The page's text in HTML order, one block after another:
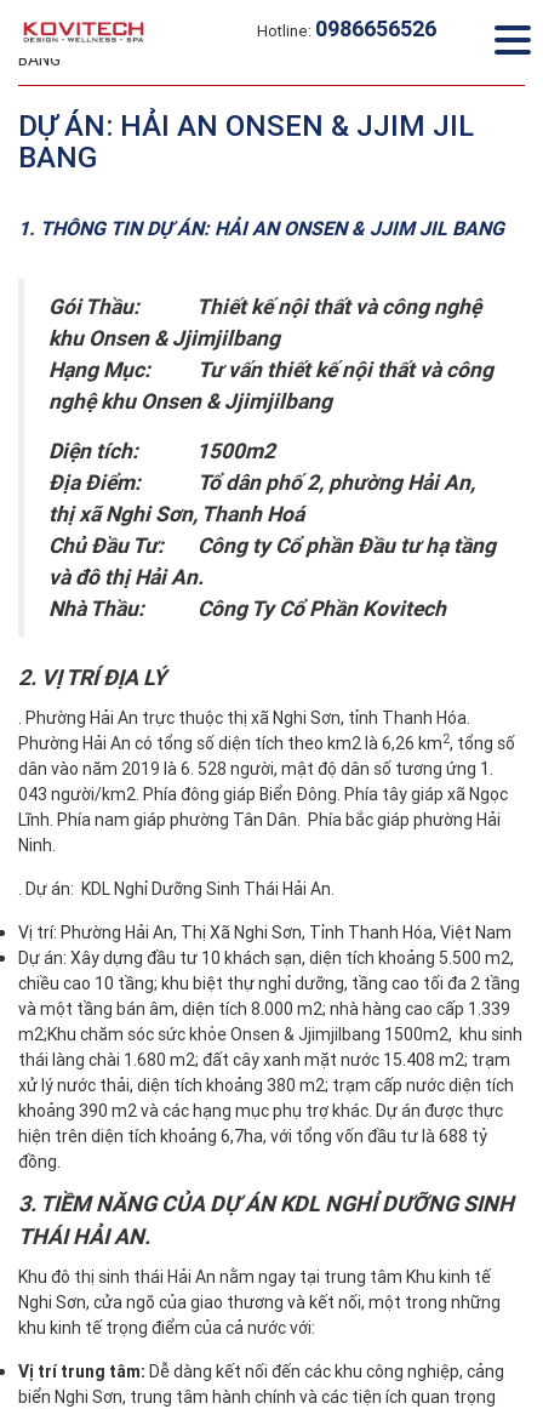
Hotline: 0986656526
Home Dự án đã thực hiện
DỰ ÁN: HẢI AN ONSEN & JJIM JIL
BANG
DỰ ÁN: HẢI AN ONSEN & JJIM JIL
BANG
1. THÔNG TIN DỰ ÁN: HẢI AN ONSEN & JJIM JIL BANG
Gói Thầu: Thiết kế nội thất và công nghệ
khu Onsen & Jjimjilbang
Hạng Mục: Tư vấn thiết kế nội thất và công
nghệ khu Onsen & Jjimjilbang
Diện tích: 1500m2
Địa Điểm: Tổ dân phố 2, phường Hải An,
thị xã Nghi Sơn, Thanh Hoá
Chủ Đầu Tư: Công ty Cổ phần Đầu tư hạ tầng
và đô thị Hải An.
Nhà Thầu: Công Ty Cổ Phần Kovitech
2. VỊ TRÍ ĐỊA LÝ
. Phường Hải An trực thuộc thị xã Nghi Sơn, tỉnh Thanh Hóa.
Phường Hải An có tổng số diện tích theo km2 là 6,26 km2, tổng số
dân vào năm 2019 là 6. 528 người, mật độ dân số tương ứng 1.
043 người/km2. Phía đông giáp Biển Đông. Phía tây giáp xã Ngọc
Lĩnh. Phía nam giáp phường Tân Dân. Phía bắc giáp phường Hải
Ninh.
. Dự án: KDL Nghỉ Dưỡng Sinh Thái Hải An.
Vị trí: Phường Hải An, Thị Xã Nghi Sơn, Tỉnh Thanh Hóa, Việt Nam
Dự án: Xây dựng đầu tư 10 khách sạn, diện tích khoảng 5.500 m2,
chiều cao 10 tầng; khu biệt thự nghỉ dưỡng, tầng cao tối đa 2 tầng
và một tầng bán âm, diện tích 8.000 m2; nhà hàng cao cấp 1.339
m2;Khu chăm sóc sức khỏe Onsen & Jjimjilbang 1500m2, khu sinh
thái làng chài 1.680 m2; đất cây xanh mặt nước 15.408 m2; trạm
xử lý nước thải, diện tích khoảng 380 m2; trạm cấp nước diện tích
khoảng 390 m2 và các hạng mục phụ trợ khác. Dự án được thực
hiện trên diện tích khoảng 6,7ha, với tổng vốn đầu tư là 688 tỷ
đồng.
3. TIỀM NĂNG CỦA DỰ ÁN KDL NGHỈ DƯỠNG SINH
THÁI HẢI AN.
Khu đô thị sinh thái Hải An nằm ngay tại trung tâm Khu kinh tế
Nghi Sơn, cửa ngõ của giao thương và kết nối, một trong những
khu kinh tế trọng điểm của cả nước với:
Vị trí trung tâm: Dễ dàng kết nối đến các khu công nghiệp, cảng
biển Nghi Sơn, trung tâm hành chính và các tiện ích quan trọng